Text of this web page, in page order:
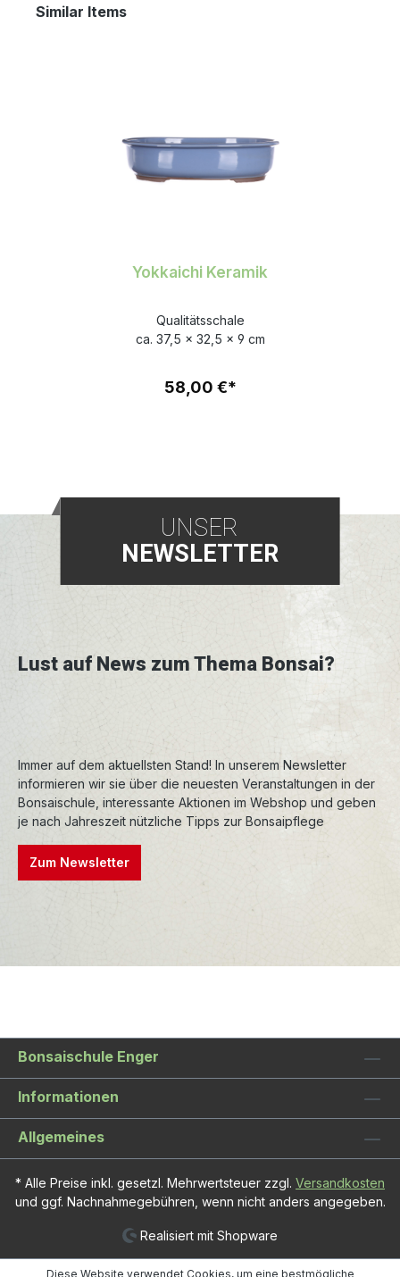
Produktgalerie überspringen
Similar Items
Yokkaichi Keramik
Qualitätsschale
ca. 37,5 x 32,5 x 9 cm
58,00 €*
UNSER
NEWSLETTER
Lust auf News zum Thema Bonsai?
Immer auf dem aktuellsten Stand! In unserem Newsletter
informieren wir sie über die neuesten Veranstaltungen in der
Bonsaischule, interessante Aktionen im Webshop und geben
je nach Jahreszeit nützliche Tipps zur Bonsaipflege
Zum Newsletter
Bonsaischule Enger
Informationen
Allgemeines
* Alle Preise inkl. gesetzl. Mehrwertsteuer zzgl. Versandkosten
und ggf. Nachnahmegebühren, wenn nicht anders angegeben.
Realisiert mit Shopware
Diese Website verwendet Cookies, um eine bestmögliche